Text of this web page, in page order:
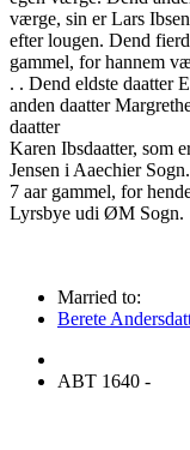
værge, sin er Lars
efter lougen. Dend
gammel, for hannem
. . Dend eldste daatter
anden daatter
daatter
Karen Ibsdaatter, som
Jensen i Aaechier
7 aar gammel, for
Lyrsbye udi ØM Sogn.
Married to:
Berete
ABT 1640 -